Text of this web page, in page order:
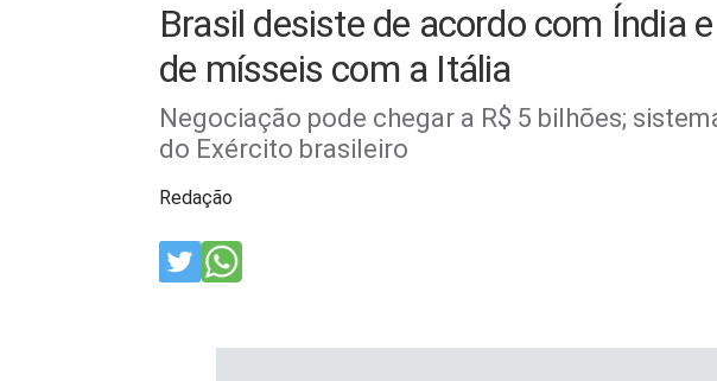
Brasil desiste de acordo com Índia
de mísseis com a Itália
Negociação pode chegar a R$ 5 bilhões;
do Exército brasileiro
Redação